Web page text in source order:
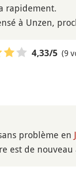
rapidement.
à Unzen,
4,33/5 (9
problème en
est de nouveau